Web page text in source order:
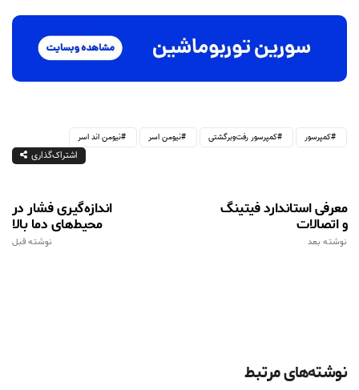
کمپرسور کمپرسور رفت‌وبرگشتی نیومن اسر نیومن اند اسر
اشتراک‌گذاری
اندازه‌گیری فشار در
محیط‌های دما بالا
نوشته قبل
معرفی استاندارد فیتینگ
و اتصالات
نوشته بعد
نوشته‌های مرتبط